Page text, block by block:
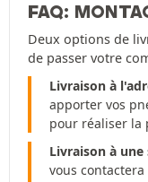
FAQ:
Deux options de
de passer votre
Livraison à
apporter vos
pour réaliser la
Livraison à
vous